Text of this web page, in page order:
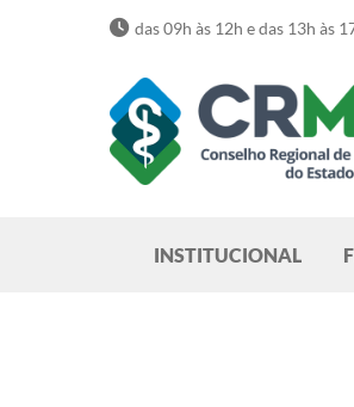
das 09h às 12h e das 13h às
INSTITUCIONAL